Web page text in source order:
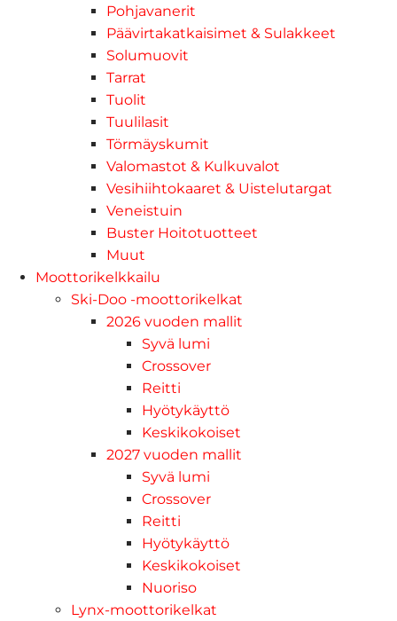
Pohjavanerit
Päävirtakatkaisimet & Sulakkeet
Solumuovit
Tarrat
Tuolit
Tuulilasit
Törmäyskumit
Valomastot & Kulkuvalot
Vesihiihtokaaret & Uistelutargat
Veneistuin
Buster Hoitotuotteet
Muut
Moottorikelkkailu
Ski-Doo -moottorikelkat
2026 vuoden mallit
Syvä lumi
Crossover
Reitti
Hyötykäyttö
Keskikokoiset
2027 vuoden mallit
Syvä lumi
Crossover
Reitti
Hyötykäyttö
Keskikokoiset
Nuoriso
Lynx-moottorikelkat